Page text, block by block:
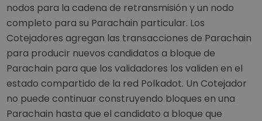
nodos para la cadena de retransmisión y un nodo
completo para su Parachain particular. Los
Cotejadores agregan las transacciones de Parachain
para producir nuevos candidatos a bloque de
Parachain para que los validadores los validen en el
estado compartido de la red Polkadot. Un Cotejador
no puede continuar construyendo bloques en una
Parachain hasta que el candidato a bloque que